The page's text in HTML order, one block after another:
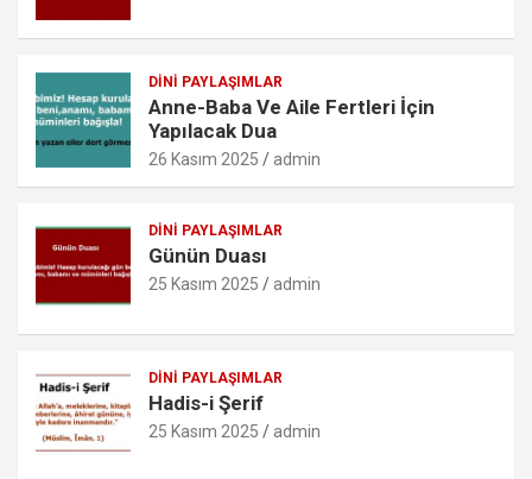
DINI PAYLAŞIMLAR
Anne-Baba Ve Aile Fertleri İçin
Yapılacak Dua
26 Kasım 2025 admin
DINI PAYLAŞIMLAR
Günün Duası
25 Kasım 2025 admin
DINI PAYLAŞIMLAR
Hadis-i Şerif
25 Kasım 2025 admin